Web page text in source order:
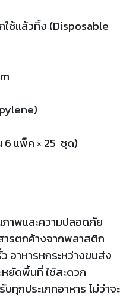
ใช้แล้วทิ้ง (Disposable
6 แพ็ค × 25 ชุด)
าพและความปลอดภัย
ารตกค้างจากพลาสติก
อาหารหกระหว่างขนส่ง
ยัดพื้นที่ ใช้สะดวก
ทุกประเภทอาหาร ไม่ว่าจะ